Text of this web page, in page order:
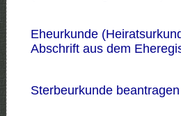
Eheurkunde
Abschrift aus dem
Sterbeurkunde beantragen